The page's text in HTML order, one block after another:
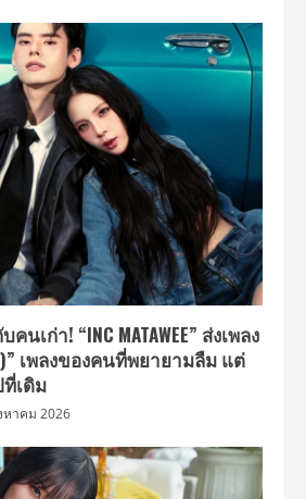
นเก่า! “INC MATAWEE” ส่งเพลง
เพลงของคนที่พยายามลืม แต่
เดิม
หาคม 2026